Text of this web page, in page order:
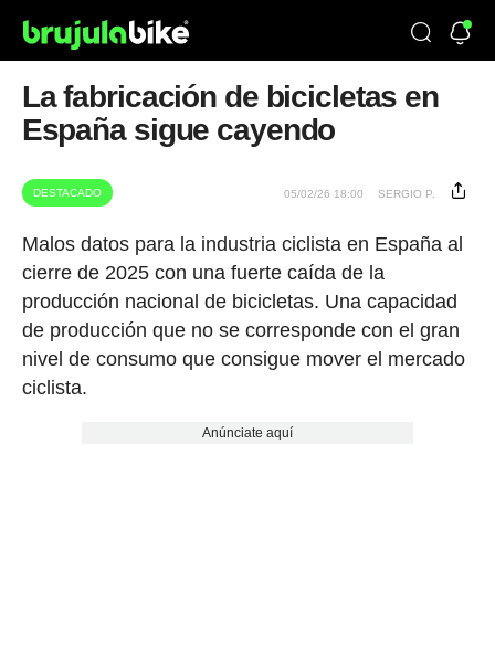
La fabricación de bicicletas en
España sigue cayendo
DESTACADO 05/02/26 18:00 SERGIO P.
Malos datos para la industria ciclista en España al
cierre de 2025 con una fuerte caída de la
producción nacional de bicicletas. Una capacidad
de producción que no se corresponde con el gran
nivel de consumo que consigue mover el mercado
ciclista.
Anúnciate aquí